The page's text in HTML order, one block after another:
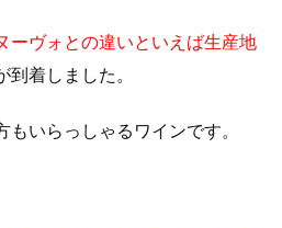
ーヴォとの違いといえば生産地
到着しました。
いらっしゃるワインです。